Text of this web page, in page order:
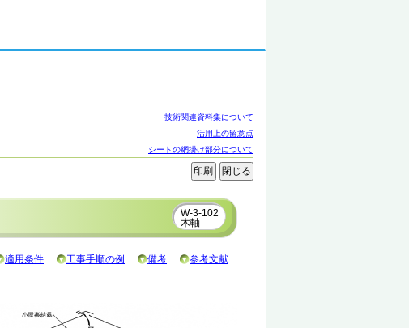
技術関連資料集について
活用上の留意点
シートの網掛け部分について
W-3-102
木軸
適用条件 工事手順の例 備考 参考文献